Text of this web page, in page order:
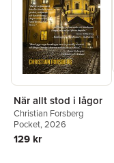
När allt stod i lågor
Christian Forsberg
Pocket, 2026
129 kr